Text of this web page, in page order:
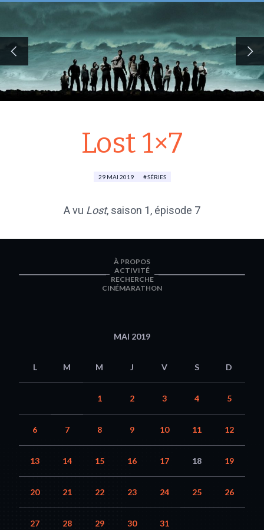
Lost 1×7
29 MAI 2019 SÉRIES
A vu Lost, saison 1, épisode 7
À PROPOS
ACTIVITÉ
RECHERCHE
CINÉMARATHON
MAI 2019
L M M J V S D
1 2 3 4 5
6 7 8 9 10 11 12
13 14 15 16 17 18 19
20 21 22 23 24 25 26
27 28 29 30 31